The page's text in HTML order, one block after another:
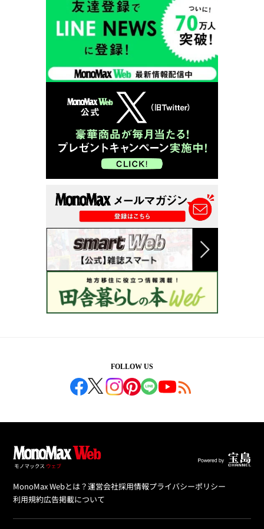
FOLLOW US
MonoMax Webとは？運営会社採用情報プライバシーポリシー
利用規約広告掲載について